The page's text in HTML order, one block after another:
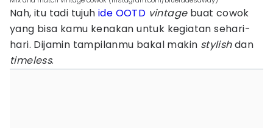
Nah, itu tadi tujuh ide OOTD vintagebuat cowok
yang bisa kamu kenakan untuk kegiatan sehari-
hari. Dijamin tampilanmu bakal makin stylishdan
timeless.